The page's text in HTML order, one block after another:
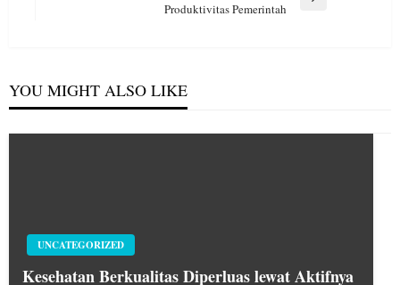
Produktivitas Pemerintah
YOU MIGHT ALSO LIKE
UNCATEGORIZED
Kesehatan Berkualitas Diperluas lewat Aktifnya